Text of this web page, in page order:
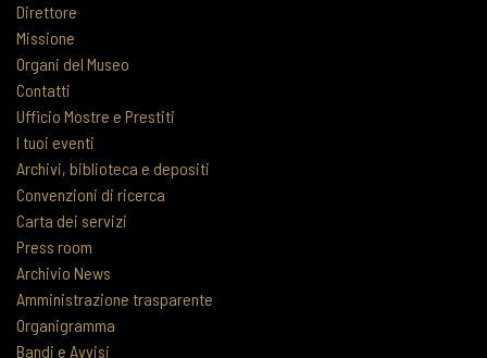
Direttore
Missione
Organi del Museo
Contatti
Ufficio Mostre e Prestiti
I tuoi eventi
Archivi, biblioteca e depositi
Convenzioni di ricerca
Carta dei servizi
Press room
Archivio News
Amministrazione trasparente
Organigramma
Bandi e Avvisi